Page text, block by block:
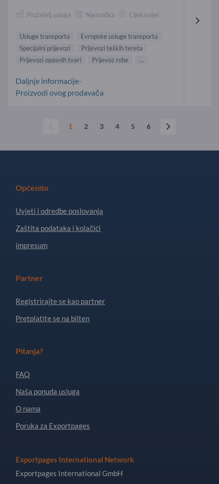
Pružatelj usluga Njemačka Cijeli svijet
Usluge transporta
Evropske usluge transporta
Specijalni prijevozi
Prijevozi teških tereta
Prijevozi opasnih tvari
Prijevoz robe ...
Daljnje informacije-
Proizvodi ovog prodavača
1 2 3 4 5 6
Općenito
Uvjeti i odredbe poslovanja
Zaštita podataka i kolačići
impresum
Partner
Registrirajte se kao partner
Pretplatite se na bilten
Pitanja?
FAQ
Naša ponuda usluga
O nama
Poruka za Exportpages
Exportpages International Network
Exportpages International GmbH